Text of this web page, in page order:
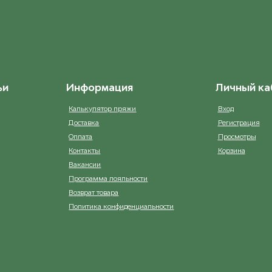
Информация
Калькулятор пряжи
Доставка
Оплата
Контакты
Вакансии
Программа лояльности
Возврат товара
Политика конфиденциальности
Личный
Вход
Регистрация
Просмотры
Корзина